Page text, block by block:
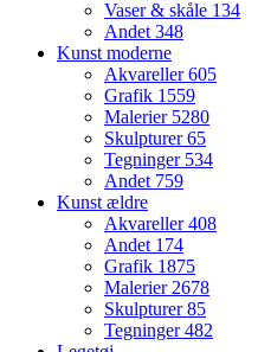
Vaser & skåle 134
Andet348
Kunst moderne
Akvareller605
Grafik 1559
Malerier 5280
Skulpturer65
Tegninger 534
Andet 759
Kunst ældre
Akvareller408
Andet 174
Grafik 1875
Malerier2678
Skulpturer85
Tegninger482